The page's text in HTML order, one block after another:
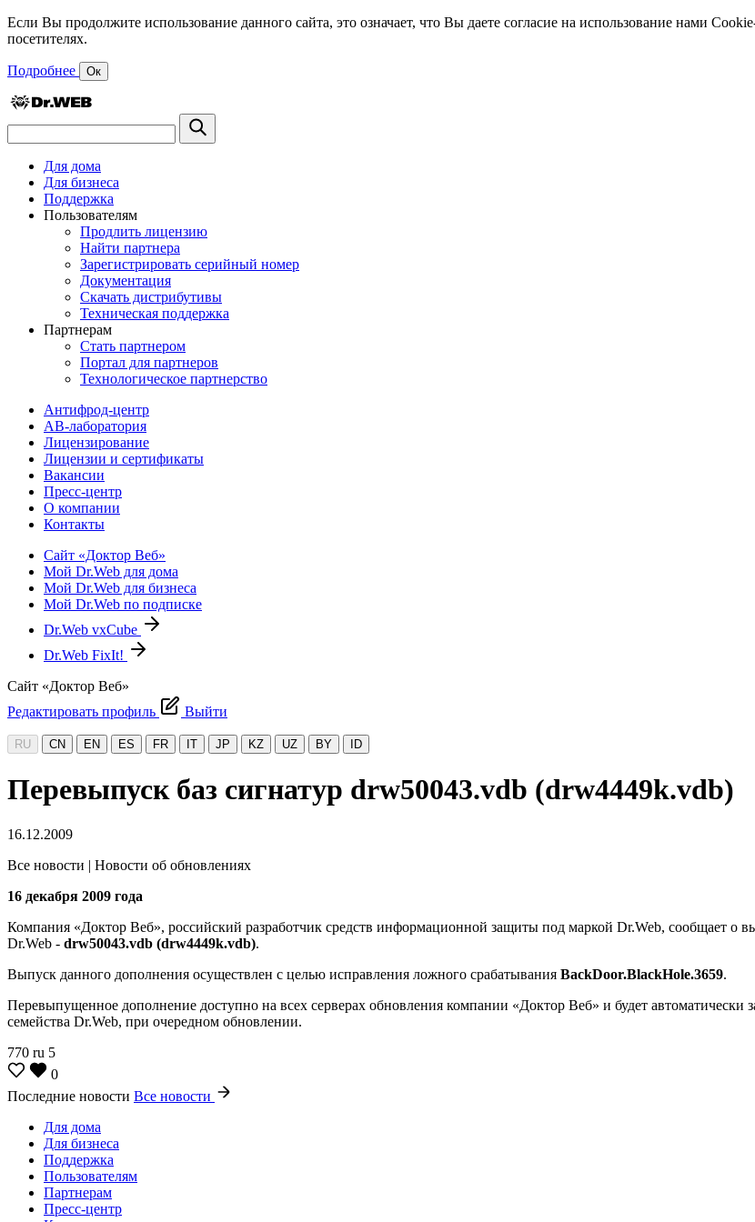
Если Вы продолжите использование данного сайта, это означает, что Вы даете согласие на использование нами
посетителях.
Подробнее Ок
Для дома
Для бизнеса
Поддержка
Пользователям
Продлить лицензию
Найти партнера
Зарегистрировать серийный номер
Документация
Скачать дистрибутивы
Техническая поддержка
Партнерам
Стать партнером
Портал для партнеров
Технологическое партнерство
Антифрод-центр
АВ-лаборатория
Лицензирование
Лицензии и сертификаты
Вакансии
Пресс-центр
О компании
Контакты
Сайт «Доктор Веб»
Мой Dr.Web для дома
Мой Dr.Web для бизнеса
Мой Dr.Web по подписке
Dr.Web vxCube
Dr.Web FixIt!
Сайт «Доктор Веб»
Редактировать профиль
Выйти
RU CN EN ES FR IT JP KZ UZ BY ID
Перевыпуск баз сигнатур drw50043.vdb (drw4449k.vdb)
16.12.2009
Все новости | Новости об обновлениях
16 декабря 2009 года
Компания «Доктор Веб», российский разработчик средств информационной защиты под маркой Dr.Web, сообщает о
Dr.Web - drw50043.vdb (drw4449k.vdb).
Выпуск данного дополнения осуществлен с целью исправления ложного срабатывания BackDoor.BlackHole.3659.
Перевыпущенное дополнение доступно на всех серверах обновления компании «Доктор Веб» и будет
семейства Dr.Web, при очередном обновлении.
770 ru 5
0
Последние новости Все новости
Для дома
Для бизнеса
Поддержка
Пользователям
Партнерам
Пресс-центр